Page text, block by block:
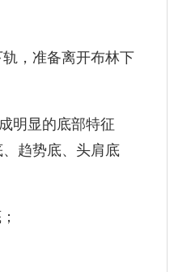
，准备离开布林下
明显的底部特征
、趋势底、头肩底